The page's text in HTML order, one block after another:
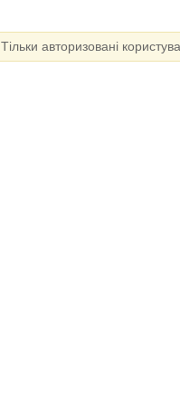
Тільки авторизовані